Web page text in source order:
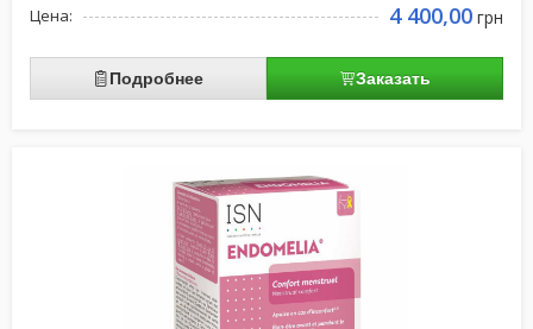
Цена: 4 400,00 грн
Подробнее Заказать